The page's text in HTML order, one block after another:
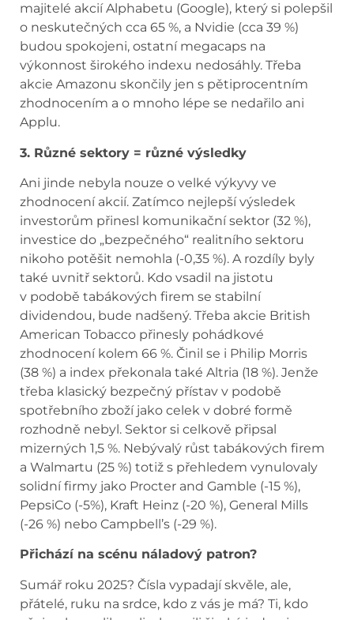
majitelé akcií Alphabetu (Google), který si polepšil
o neskutečných cca 65 %, a Nvidie (cca 39 %)
budou spokojeni, ostatní megacaps na
výkonnost širokého indexu nedosáhly. Třeba
akcie Amazonu skončily jen s pětiprocentním
zhodnocením a o mnoho lépe se nedařilo ani
Applu.
3. Různé sektory = různé výsledky
Ani jinde nebyla nouze o velké výkyvy ve
zhodnocení akcií. Zatímco nejlepší výsledek
investorům přinesl komunikační sektor (32 %),
investice do „bezpečného“ realitního sektoru
nikoho potěšit nemohla (-0,35 %). A rozdíly byly
také uvnitř sektorů. Kdo vsadil na jistotu
v podobě tabákových firem se stabilní
dividendou, bude nadšený. Třeba akcie British
American Tobacco přinesly pohádkové
zhodnocení kolem 66 %. Činil se i Philip Morris
(38 %) a index překonala také Altria (18 %). Jenže
třeba klasický bezpečný přístav v podobě
spotřebního zboží jako celek v dobré formě
rozhodně nebyl. Sektor si celkově připsal
mizerných 1,5 %. Nebývalý růst tabákových firem
a Walmartu (25 %) totiž s přehledem vynulovaly
solidní firmy jako Procter and Gamble (-15 %),
PepsiCo (-5%), Kraft Heinz (-20 %), General Mills
(-26 %) nebo Campbell’s (-29 %).
Přichází na scénu náladový patron?
Sumář roku 2025? Čísla vypadají skvěle, ale,
přátelé, ruku na srdce, kdo z vás je má? Ti, kdo